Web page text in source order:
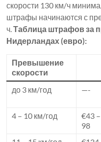
скорости 130 км/ч
штрафы начинаются с
ч.Таблица штрафов за
Нидерландах (евро):
Превышение
скорости
до 3 км/год
—-
4 – 10 км/год
€43 –
98